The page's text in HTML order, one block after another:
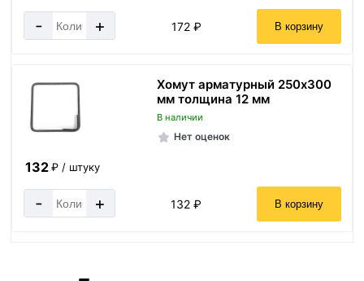
- + 172 ₽ В корзину
Хомут арматурный 250х300
мм толщина 12 мм
В наличии
Нет оценок
132₽ / штуку
- + 132 ₽ В корзину